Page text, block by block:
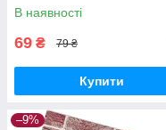
В наявності
69 ₴ 79 ₴
Купити
–9%